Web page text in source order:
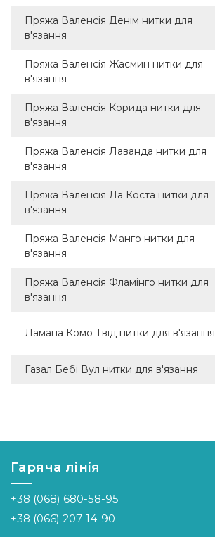
Пряжа Валенсія Денім нитки для
в'язання
Пряжа Валенсія Жасмин нитки для
в'язання
Пряжа Валенсія Корида нитки для
в'язання
Пряжа Валенсія Лаванда нитки для
в'язання
Пряжа Валенсія Ла Коста нитки для
в'язання
Пряжа Валенсія Манго нитки для
в'язання
Пряжа Валенсія Фламінго нитки для
в'язання
Ламана Комо Твід нитки для в'язання
Газал Бебі Вул нитки для в'язання
Гаряча лінія
+38 (068) 680-58-95
+38 (066) 207-14-90